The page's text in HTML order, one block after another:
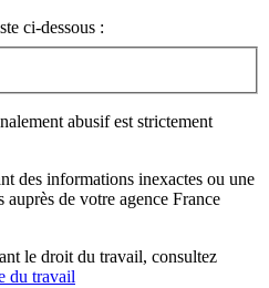
ci-dessous :
abusif est strictement
des informations inexactes ou une
auprès de votre agence France
le droit du travail, consultez
du travail